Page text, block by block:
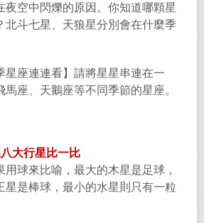
夜空中閃爍的原因。你知道哪顆星
北斗七星、天狼星分別會在什麼季
星座連連看】請將星星串連在一
座、天鵝座等不同季節的星座。
八大行星比一比
用球來比喻，最大的木星是足球，
星是棒球，最小的水星則只有一粒